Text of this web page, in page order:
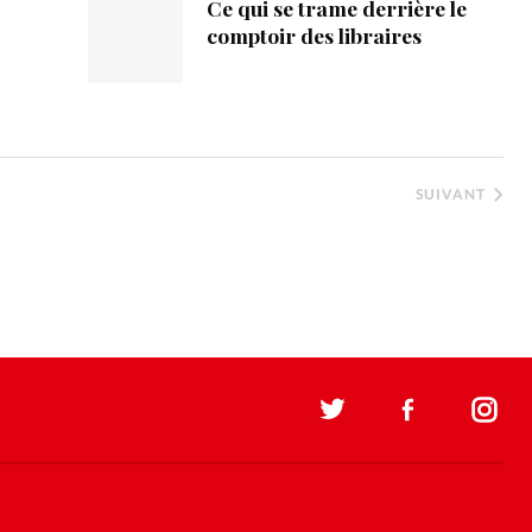
SUIVANT
Ce qui se trame derrière le
comptoir des libraires